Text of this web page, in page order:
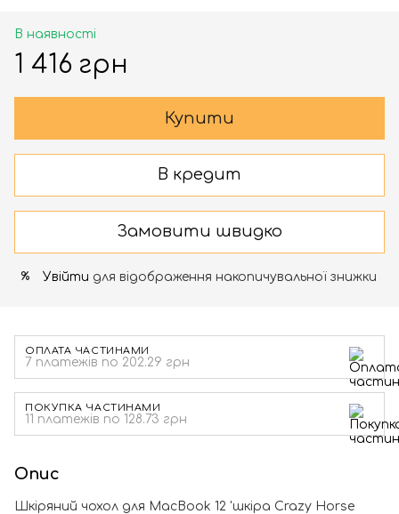
В наявності
1 416 грн
Купити
В кредит
Замовити швидко
% Увійти для відображення накопичувальної знижки
ОПЛАТА ЧАСТИНАМИ
7 платежів по 202.29 грн
ПОКУПКА ЧАСТИНАМИ
11 платежів по 128.73 грн
Опис
Шкіряний чохол для MacBook 12 'шкіра Crazy Horse